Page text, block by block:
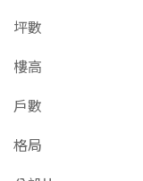
坪數
樓高
戶數
格局